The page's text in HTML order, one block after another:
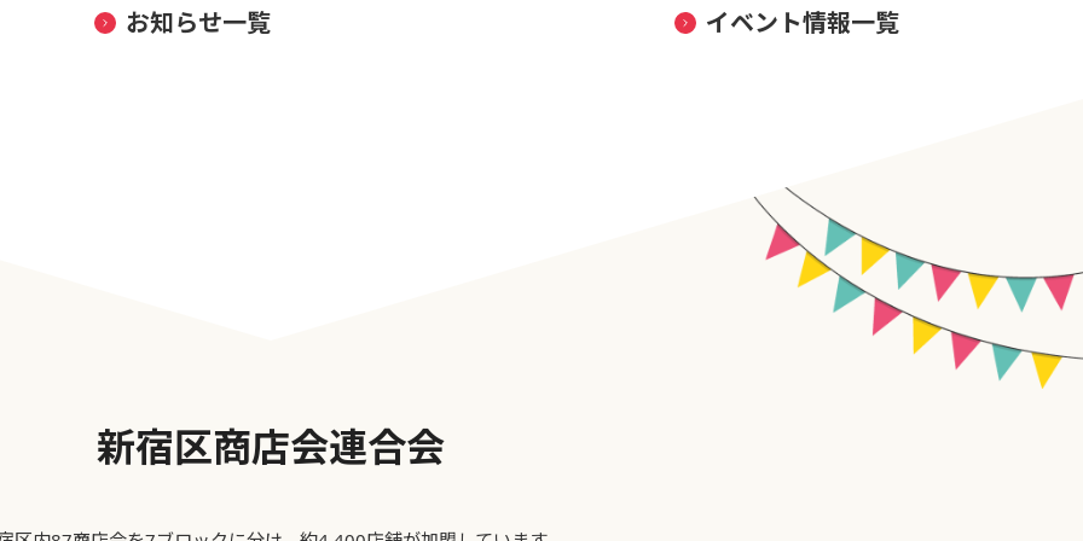
お知らせ一覧 イベント情報一覧
新宿区商店会連合会